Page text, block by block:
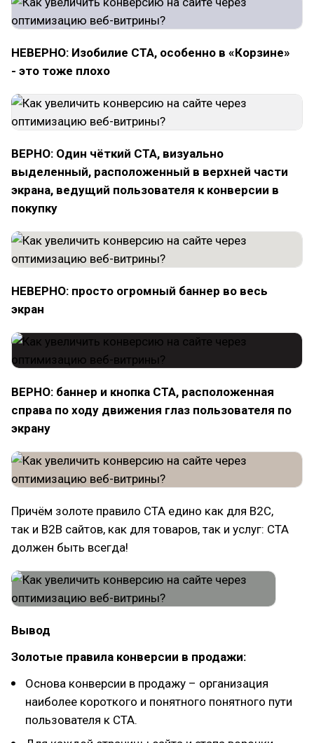
НЕВЕРНО: Изобилие CTA, особенно в «Корзине»
- это тоже плохо
ВЕРНО: Один чёткий CTA, визуально
выделенный, расположенный в верхней части
экрана, ведущий пользователя к конверсии в
покупку
НЕВЕРНО: просто огромный баннер во весь
экран
ВЕРНО: баннер и кнопка CTA, расположенная
справа по ходу движения глаз пользователя по
экрану
Причём золоте правило CTA едино как для B2C,
так и B2B сайтов, как для товаров, так и услуг: СTA
должен быть всегда!
Вывод
Золотые правила конверсии в продажи:
Основа конверсии в продажу – организация
наиболее короткого и понятного понятного пути
пользователя к CTA.